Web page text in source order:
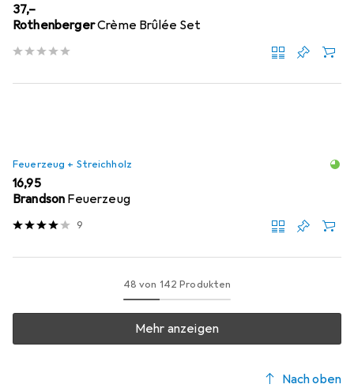
EUR
37,–
RothenbergerCrème Brûlée Set
Feuerzeug + Streichholz
EUR
16,95
Brandson Feuerzeug
9
48 von 142 Produkten
Mehr anzeigen
Nach oben